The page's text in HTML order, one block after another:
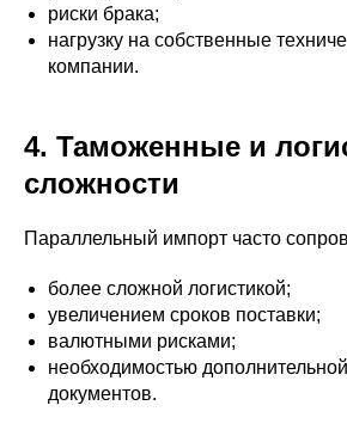
риски брака;
нагрузку на собственные
компании.
4. Таможенные и
сложности
Параллельный импорт часто
более сложной логистикой;
увеличением сроков поставки;
валютными рисками;
необходимостью
документов.